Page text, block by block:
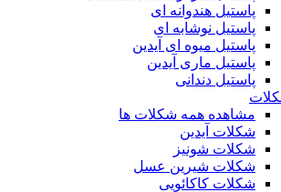
پاستیل هندوانه ای
پاستیل نوشابه ای
پاستیل میوه ای آیدین
پاستیل ماری آیدین
پاستیل دندانی
مشاهده همه شکلات ها
شکلات آیدین
شکلات شونیز
شکلات شیرین عسل
شکلات کاکائویی